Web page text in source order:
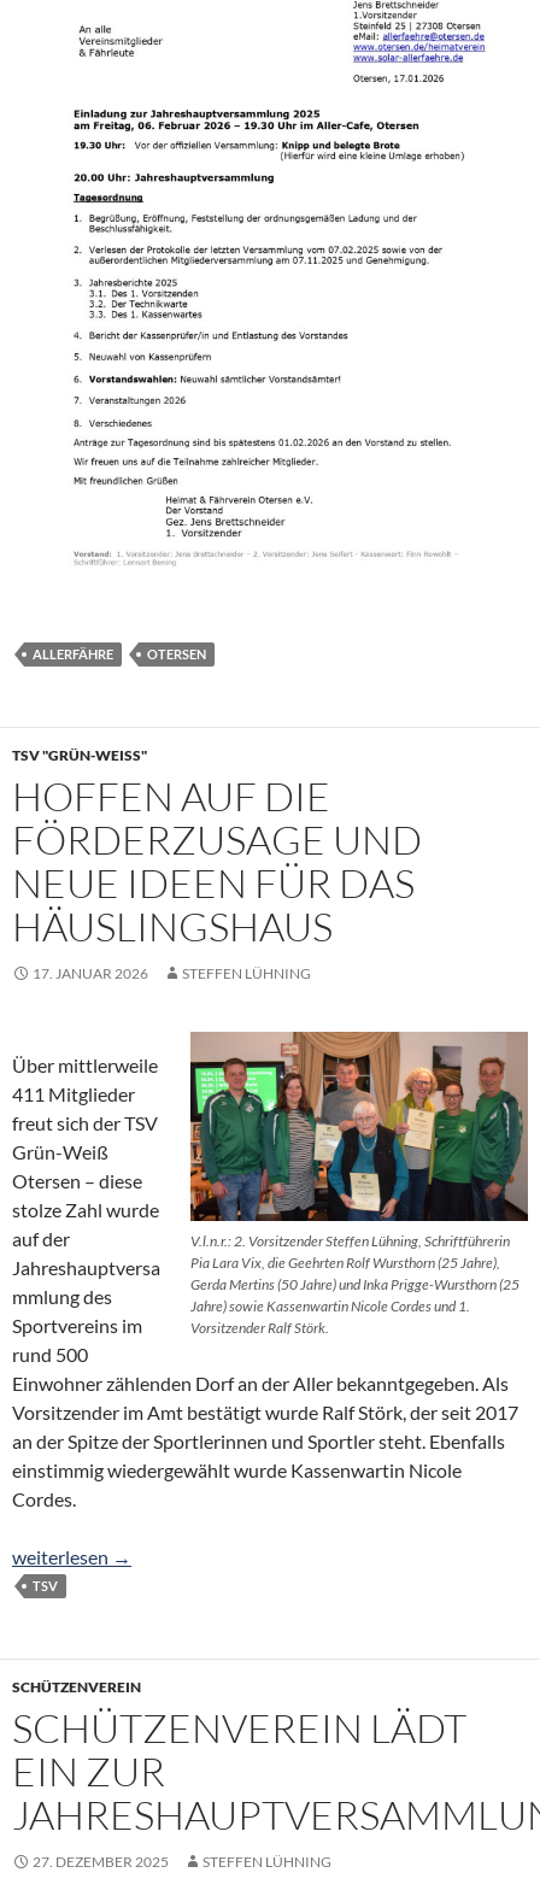
ALLERFÄHRE OTERSEN
TSV "GRÜN-WEISS"
HOFFEN AUF DIE
FÖRDERZUSAGE UND
NEUE IDEEN FÜR DAS
HÄUSLINGSHAUS
17. JANUAR 2026 STEFFEN LÜHNING
V.l.n.r.: 2. Vorsitzender Steffen Lühning, Schriftführerin
Pia Lara Vix, die Geehrten Rolf Wursthorn (25 Jahre),
Gerda Mertins (50 Jahre) und Inka Prigge-Wursthorn (25
Jahre) sowie Kassenwartin Nicole Cordes und 1.
Vorsitzender Ralf Störk.
Über mittlerweile
411 Mitglieder
freut sich der TSV
Grün-Weiß
Otersen – diese
stolze Zahl wurde
auf der
Jahreshauptversa
mmlung des
Sportvereins im
rund 500
Einwohner zählenden Dorf an der Aller bekanntgegeben. Als
Vorsitzender im Amt bestätigt wurde Ralf Störk, der seit 2017
an der Spitze der Sportlerinnen und Sportler steht. Ebenfalls
einstimmig wiedergewählt wurde Kassenwartin Nicole
Cordes.
Hoffen auf die Förderzusage und neue Ideen für das
weiterlesen →
TSV
SCHÜTZENVEREIN
SCHÜTZENVEREIN LÄDT
EIN ZUR
27. DEZEMBER 2025 STEFFEN LÜHNING